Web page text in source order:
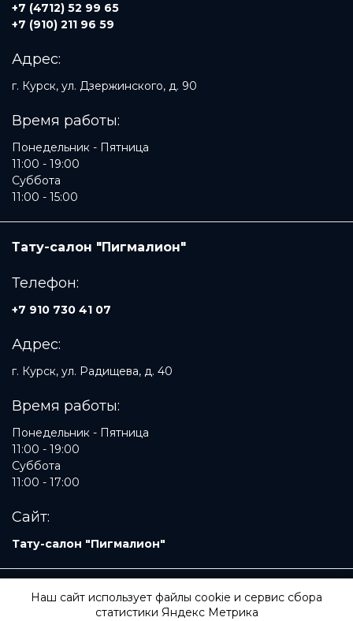
+7 (4712) 52 99 65
+7 (910) 211 96 59
Адрес:
г. Курск, ул. Дзержинского, д. 90
Время работы:
Понедельник - Пятница
11:00 - 19:00
Суббота
11:00 - 15:00
Тату-салон "Пигмалион"
Телефон:
+7 910 730 41 07
Адрес:
г. Курск, ул. Радищева, д. 40
Время работы:
Понедельник - Пятница
11:00 - 19:00
Суббота
11:00 - 17:00
Сайт:
Тату-салон "Пигмалион"
© Медицинский центр «Пигмалион», 2023.
Политика
конфиденциальности. Соглашение на обработку
Наш сайт использует файлы cookie и сервис сбора
статистики Яндекс Метрика